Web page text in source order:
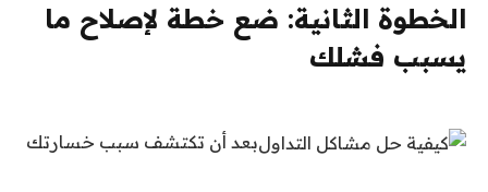
الخطوة الثانية: ضع خطة لإصلاح ما
يسبب فشلك
بعد أن تكتشف سبب خسارتك